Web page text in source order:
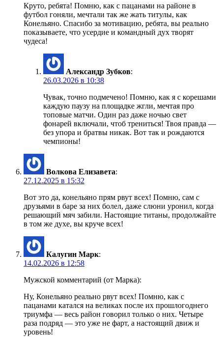
Круто, ребята! Помню, как с пацанами на районе в
футбол гоняли, мечтали так же жать титулы, как
Конельяно. Спасибо за мотивацию, ребята, вы реально
показываете, что усердие и командный дух творят
чудеса!
Александр Зубков:
26.03.2026 в 10:38
Чувак, точно подмечено! Помню, как я с корешами
каждую паузу на площадке жгли, мечтая про
топовые матчи. Один раз даже ночью свет
фонарей включали, чтоб трениться! Твоя правда —
без упора и братвы никак. Вот так и рождаются
чемпионы!
Волкова Елизавета:
27.12.2025 в 15:32
Вот это да, конельяно прям рвут всех! Помню, сам с
друзьями в баре за них болел, даже слюни уронил, когда
решающий мяч забили. Настоящие титаны, продолжайте
в том же духе, вы круче всех!
Калугин Марк:
14.02.2026 в 12:58
Мужской комментарий (от Марка):
Ну, Конельяно реально рвут всех! Помню, как с
пацанами катался на великах после их прошлогоднего
триумфа — весь район говорил только о них. Четыре
раза подряд — это уже не фарт, а настоящий движ и
уровень!